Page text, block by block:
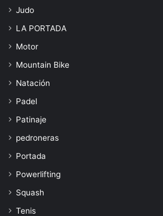
Judo
LA PORTADA
Motor
Mountain Bike
Natación
Padel
Patinaje
pedroneras
Portada
Powerlifting
Squash
Tenis